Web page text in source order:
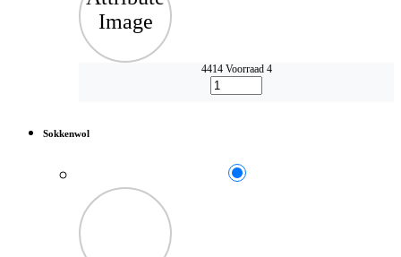
4414 Voorraad 4
Sokkenwol